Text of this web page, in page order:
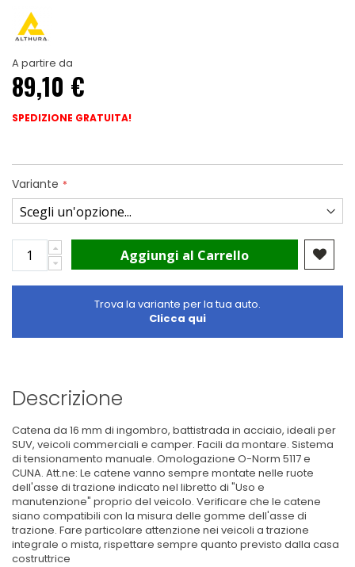
A partire da
89,10 €
SPEDIZIONE GRATUITA!
Variante
Aggiungi al Carrello
Trova la variante per la tua auto.
Clicca qui
Descrizione
Catena da 16 mm di ingombro, battistrada in acciaio, ideali per
SUV, veicoli commerciali e camper. Facili da montare. Sistema
di tensionamento manuale. Omologazione O-Norm 5117 e
CUNA. Att.ne: Le catene vanno sempre montate nelle ruote
dell'asse di trazione indicato nel libretto di "Uso e
manutenzione" proprio del veicolo. Verificare che le catene
siano compatibili con la misura delle gomme dell'asse di
trazione. Fare particolare attenzione nei veicoli a trazione
integrale o mista, rispettare sempre quanto previsto dalla casa
costruttrice